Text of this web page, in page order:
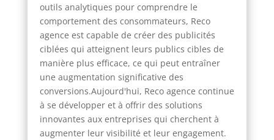
outils analytiques pour comprendre le
comportement des consommateurs, Reco
agence est capable de créer des publicités
ciblées qui atteignent leurs publics cibles de
manière plus efficace, ce qui peut entraîner
une augmentation significative des
conversions.Aujourd'hui, Reco agence continue
à se développer et à offrir des solutions
innovantes aux entreprises qui cherchent à
augmenter leur visibilité et leur engagement.